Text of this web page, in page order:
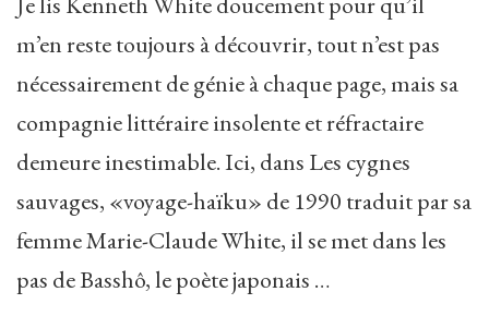
m’en reste toujours à découvrir, tout n’est pas
nécessairement de génie à chaque page, mais sa
compagnie littéraire insolente et réfractaire
demeure inestimable. Ici, dans Les cygnes
sauvages, «voyage-haïku» de 1990 traduit par sa
femme Marie-Claude White, il se met dans les
pas de Basshô, le poète japonais …